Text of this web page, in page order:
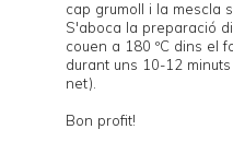
cap grumoll i la mescla
S'aboca la preparació
couen a 180 ºC dins el
durant uns 10-12
net).
Bon profit!